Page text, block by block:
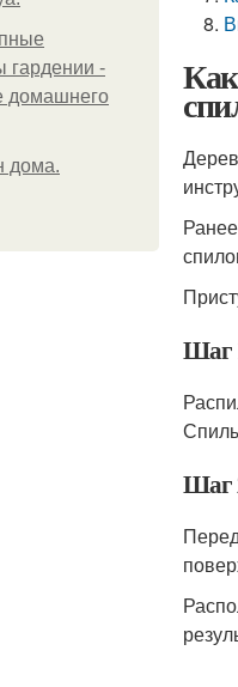
гардении -
домашнего
дома.
Шаг
Шаг